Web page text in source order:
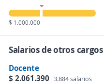
$ 1.000.000
Salarios de otros
Docente
$ 2.061.390 3.884 salarios